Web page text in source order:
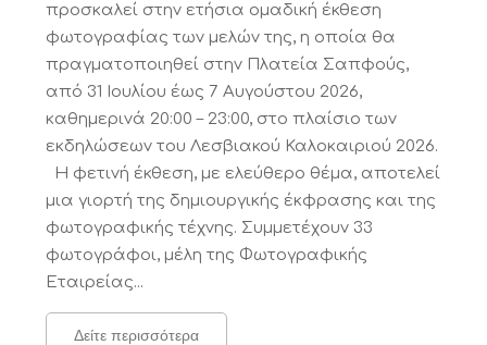
προσκαλεί στην ετήσια ομαδική έκθεση
φωτογραφίας των μελών της, η οποία θα
πραγματοποιηθεί στην Πλατεία Σαπφούς,
από 31 Ιουλίου έως 7 Αυγούστου 2026,
καθημερινά 20:00 – 23:00, στο πλαίσιο των
εκδηλώσεων του Λεσβιακού Καλοκαιριού 2026.
Η φετινή έκθεση, με ελεύθερο θέμα, αποτελεί
μια γιορτή της δημιουργικής έκφρασης και της
φωτογραφικής τέχνης. Συμμετέχουν 33
φωτογράφοι, μέλη της Φωτογραφικής
Εταιρείας...
Δείτε περισσότερα